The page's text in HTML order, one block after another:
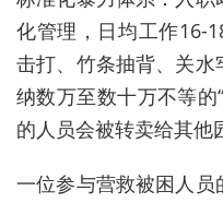
化管理，日均工作16-
击打、竹条抽背、关
纳数万至数十万不等
的人员会被转卖给其他
一位参与营救被困人